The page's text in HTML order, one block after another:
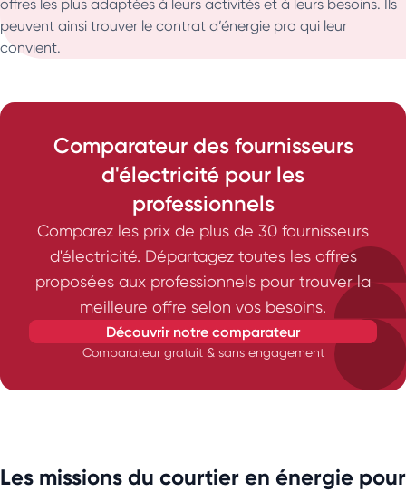
offres les plus adaptées à leurs activités et à leurs besoins. Ils
peuvent ainsi trouver le contrat d’énergie pro qui leur
convient.
Comparateur des fournisseurs
d'électricité pour les
professionnels
Comparez les prix de plus de 30 fournisseurs
d'électricité. Départagez toutes les offres
proposées aux professionnels pour trouver la
meilleure offre selon vos besoins.
découvrir notre comparateur
Comparateur gratuit & sans engagement
Les missions du courtier en énergie pour